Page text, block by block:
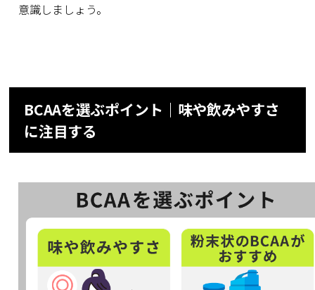
意識しましょう。
BCAAを選ぶポイント｜味や飲みやすさ
に注目する